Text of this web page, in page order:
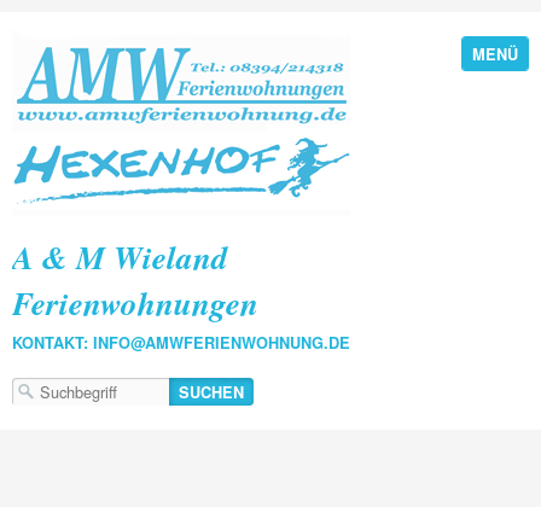
MENÜ
A & M Wieland
Ferienwohnungen
KONTAKT: INFO@AMWFERIENWOHNUNG.DE